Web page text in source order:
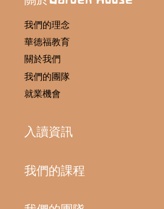
我們的理念
華德福教育
關於我們
我們的團隊
就業機會
入讀資訊
我們的課程